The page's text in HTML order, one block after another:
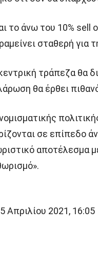
το άνω του 10% sell
σταθερή για
τράπεζα θα
θα έρθει
σε επίπεδο
αποτέλεσμα
Απριλίου 2021, 16:05